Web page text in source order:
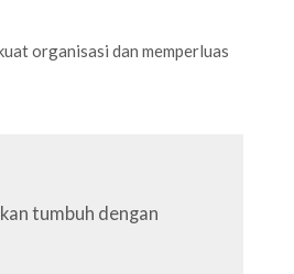
organisasi dan memperluas
tumbuh dengan